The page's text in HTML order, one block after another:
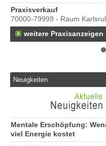
Praxisverkauf
70000-79999 - Raum
weitere Praxisanzeigen
Neuigkeiten
Mentale Erschöpfung:
viel Energie kostet